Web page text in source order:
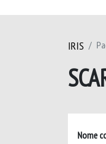
IRIS
Nome